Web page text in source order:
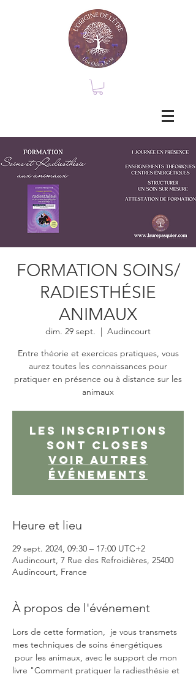
FORMATION SOINS/
RADIESTHÉSIE
ANIMAUX
dim. 29 sept.
  |
Audincourt
Entre théorie et exercices pratiques, vous
aurez toutes les connaissances pour
pratiquer en présence ou à distance sur les
animaux
Les inscriptions
sont closes
Voir autres
événements
Heure et lieu
29 sept. 2024, 09:30 – 17:00 UTC+2
Audincourt, 7 Rue des Refroidières, 25400
Audincourt, France
À propos de l'événement
Lors de cette formation,  je vous transmets
mes techniques de soins énergétiques
pour les animaux, avec le support de mon
livre "Comment pratiquer la radiesthésie et